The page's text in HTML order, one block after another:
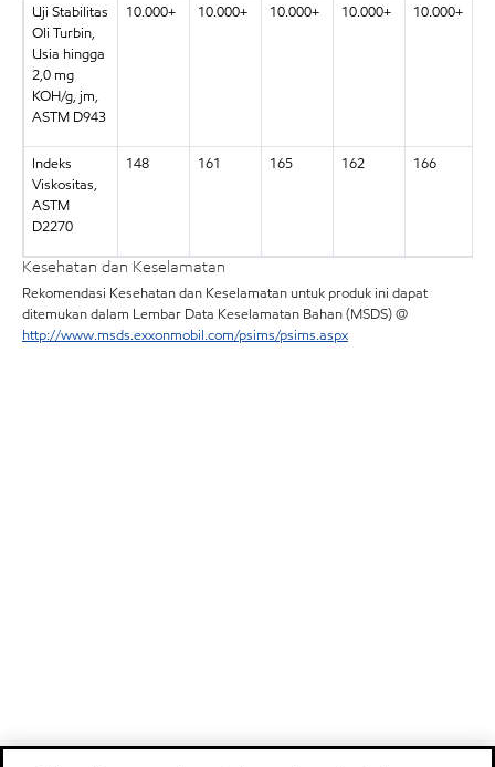
Uji Stabilitas
Oli Turbin,
Usia hingga
2,0 mg
KOH/g, jm,
ASTM D943
10.000+ 10.000+ 10.000+ 10.000+ 10.000+
Indeks
Viskositas,
ASTM
D2270
148 161 165 162 166
Kesehatan dan Keselamatan
Rekomendasi Kesehatan dan Keselamatan untuk produk ini dapat
ditemukan dalam Lembar Data Keselamatan Bahan (MSDS) @
http://www.msds.exxonmobil.com/psims/psims.aspx